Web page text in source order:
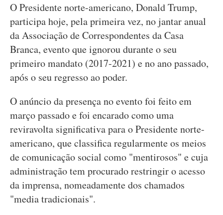
O Presidente norte-americano, Donald Trump,
participa hoje, pela primeira vez, no jantar anual
da Associação de Correspondentes da Casa
Branca, evento que ignorou durante o seu
primeiro mandato (2017-2021) e no ano passado,
após o seu regresso ao poder.
O anúncio da presença no evento foi feito em
março passado e foi encarado como uma
reviravolta significativa para o Presidente norte-
americano, que classifica regularmente os meios
de comunicação social como "mentirosos" e cuja
administração tem procurado restringir o acesso
da imprensa, nomeadamente dos chamados
"media tradicionais".